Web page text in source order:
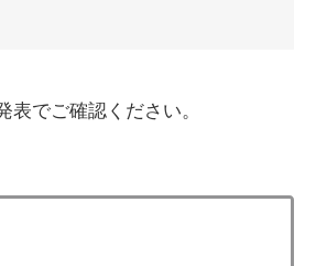
表でご確認ください。